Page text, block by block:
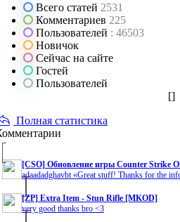
Всего статей 2531
Комментариев 225
Пользователей : 46503
Новичок
Сейчас на сайте
Гостей
Пользователей
[]
Полная статистика
[CSO] Обновление игры Counter Strike
adaadadghavbt «Great stuff! Thanks for the
[ZP] Extra Item - Stun Rifle [MKOD]
very good thanks bro <3